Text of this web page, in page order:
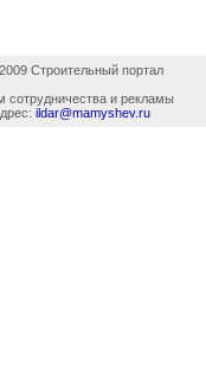
Строительный портал
сотрудничества и рекламы
ildar@mamyshev.ru